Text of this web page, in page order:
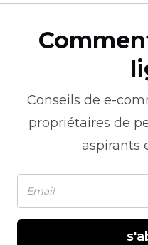
Conseils de e-
propriétaires de
aspirants